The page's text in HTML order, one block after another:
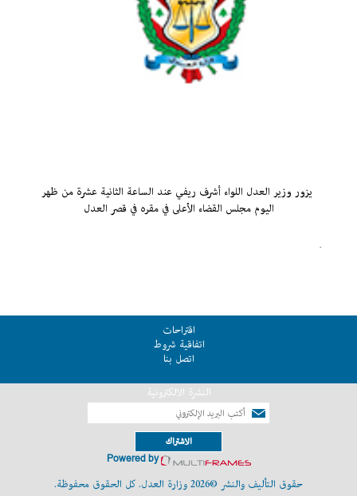
يزور وزير العدل اللواء أشرف ريفي عند الساعة الثانية عشرة من ظهر
اليوم مجلس القضاء الأعلى في مقره في قصر العدل
.
اقتراحات
اتفاقية شروط
اتصل بنا
النشرة الالكترونية
الاشتراك
Powered by
حقوق التأليف والنشر ©2026 وزارة العدل. كل الحقوق محفوظة.